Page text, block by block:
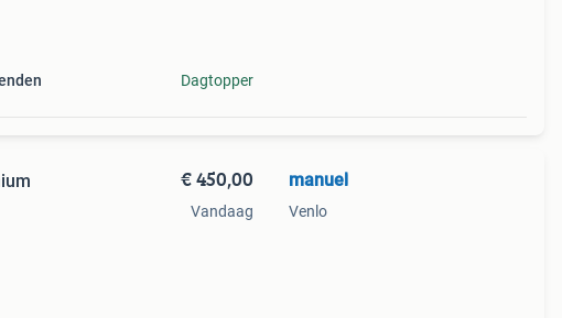
Dagtopper
€ 450,00
Vandaag
manuel
Venlo